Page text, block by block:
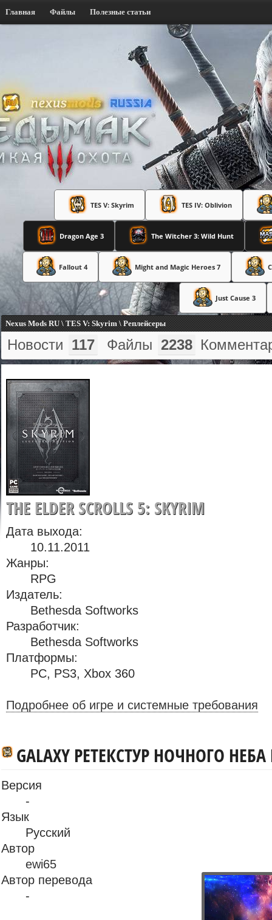
Главная Файлы Полезные статьи
TES V: Skyrim TES IV: Oblivion
Dragon Age 3 The Witcher 3: Wild Hunt
Fallout 4 Might and Magic Heroes 7
Just Cause 3
Nexus Mods RU \ TES V: Skyrim \ Реплейсеры
Новости 117 Файлы 2238
THE ELDER SCROLLS 5: SKYRIM
Дата выхода:
10.11.2011
Жанры:
RPG
Издатель:
Bethesda Softworks
Разработчик:
Bethesda Softworks
Платформы:
PC, PS3, Xbox 360
Подробнее об игре и системные требования
GALAXY РЕТЕКСТУР НОЧНОГО
Версия
-
Язык
Русский
Автор
ewi65
Автор перевода
-